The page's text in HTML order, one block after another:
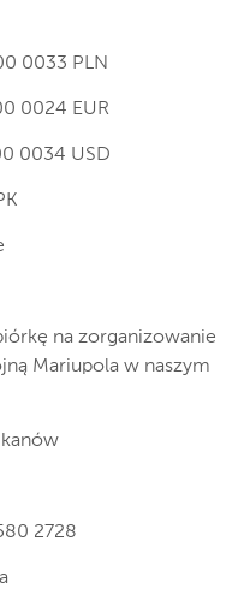
0033 PLN
0024 EUR
0034 USD
na zorganizowanie
Mariupola w naszym
2728